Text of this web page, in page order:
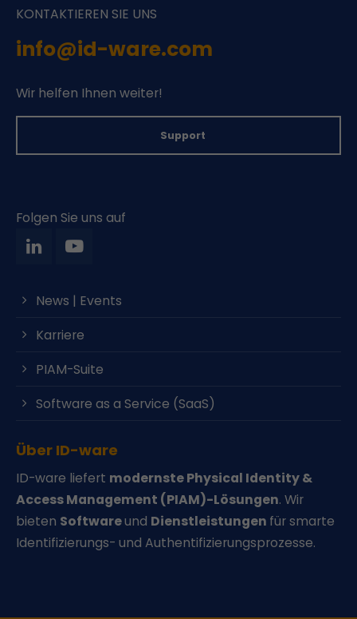
KONTAKTIEREN SIE UNS
info@id-ware.com
Wir helfen Ihnen weiter!
Support
Folgen Sie uns auf
News | Events
Karriere
PIAM-Suite
Software as a Service (SaaS)
Über ID-ware
ID-ware liefert modernste Physical Identity &
Access Management (PIAM)-Lösungen. Wir
bieten Softwareund Dienstleistungen für smarte
Identifizierungs- und Authentifizierungsprozesse.